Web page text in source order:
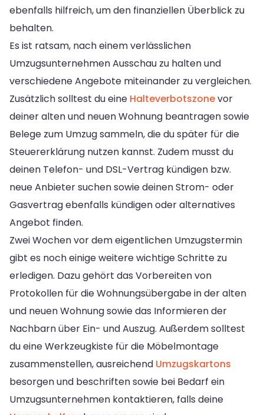
ebenfalls hilfreich, um den finanziellen Überblick zu
behalten.
Es ist ratsam, nach einem verlässlichen
Umzugsunternehmen Ausschau zu halten und
verschiedene Angebote miteinander zu vergleichen.
Zusätzlich solltest du eine Halteverbotszonevor
deiner alten und neuen Wohnung beantragen sowie
Belege zum Umzug sammeln, die du später für die
Steuererklärung nutzen kannst. Zudem musst du
deinen Telefon- und DSL-Vertrag kündigen bzw.
neue Anbieter suchen sowie deinen Strom- oder
Gasvertrag ebenfalls kündigen oder alternatives
Angebot finden.
Zwei Wochen vor dem eigentlichen Umzugstermin
gibt es noch einige weitere wichtige Schritte zu
erledigen. Dazu gehört das Vorbereiten von
Protokollen für die Wohnungsübergabe in der alten
und neuen Wohnung sowie das Informieren der
Nachbarn über Ein- und Auszug. Außerdem solltest
du eine Werkzeugkiste für die Möbelmontage
zusammenstellen, ausreichend Umzugskartons
besorgen und beschriften sowie bei Bedarf ein
Umzugsunternehmen kontaktieren, falls deine